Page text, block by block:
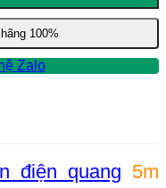
100%
Zalo
điện quang 5m